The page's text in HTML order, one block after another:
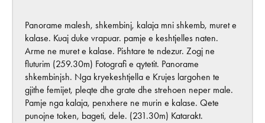
Panorame malesh, shkembinj, kalaja mni shkemb, muret e
kalase. Kuaj duke vrapuar. pamje e keshtjelles naten.
Arme ne muret e kalase. Pishtare te ndezur. Zogj ne
fluturim (259.30m) Fotografi e qytetit. Panorame
shkembinjsh. Nga kryekeshtjella e Krujes largohen te
gjithe femijet, pleqte dhe grate dhe strehoen neper male.
Pamje nga kalaja, penxhere ne murin e kalase. Qete
punojne token, bageti, dele. (231.30m) Katarakt.